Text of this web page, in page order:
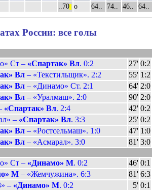
..70 о 64.. 74.. 46.. 64..
России: все голы
Ст – «Спартак» Вл. 0:2 27' 0:2
Вл– «Текстильщик». 2:2 55' 1:2
Вл– «Динамо» Ст. 2:1 64' 2:0
Вл– «Уралмаш». 2:0 90' 2:0
«Спартак» Вл. 2:4 42' 0:2
– «Спартак» Вл. 3:3 25' 0:2
Вл– «Ростсельмаш». 1:0 47' 1:0
Вл– «Асмарал». 3:0 81' 3:0
Ст – «Динамо» М. 0:2 46' 0:1
М– «Жемчужина». 6:3 81' 6:3
– «Динамо» М. 0:2 5' 0:1